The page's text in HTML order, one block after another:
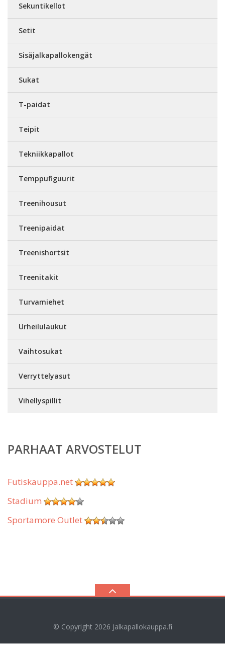
Sekuntikellot
Setit
Sisäjalkapallokengät
Sukat
T-paidat
Teipit
Tekniikkapallot
Temppufiguurit
Treenihousut
Treenipaidat
Treenishortsit
Treenitakit
Turvamiehet
Urheilulaukut
Vaihtosukat
Verryttelyasut
Vihellyspillit
PARHAAT ARVOSTELUT
Futiskauppa.net
Stadium
Sportamore Outlet
© Copyright 2026 Jalkapallokauppa.fi